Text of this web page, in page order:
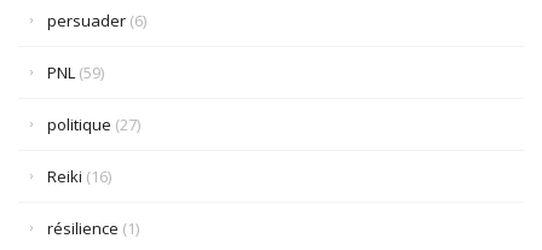
persuader (6)
PNL (59)
politique (27)
Reiki (16)
résilience (1)